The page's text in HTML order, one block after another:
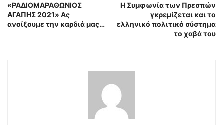
«ΡΑΔΙΟΜΑΡΑΘΩΝΙΟΣ
ΑΓΑΠΗΣ 2021» Ας
ανοίξουμε την καρδιά μας…
Η Συμφωνία των Πρεσπών
γκρεμίζεται και το
ελληνικό πολιτικό σύστημα
το χαβά του